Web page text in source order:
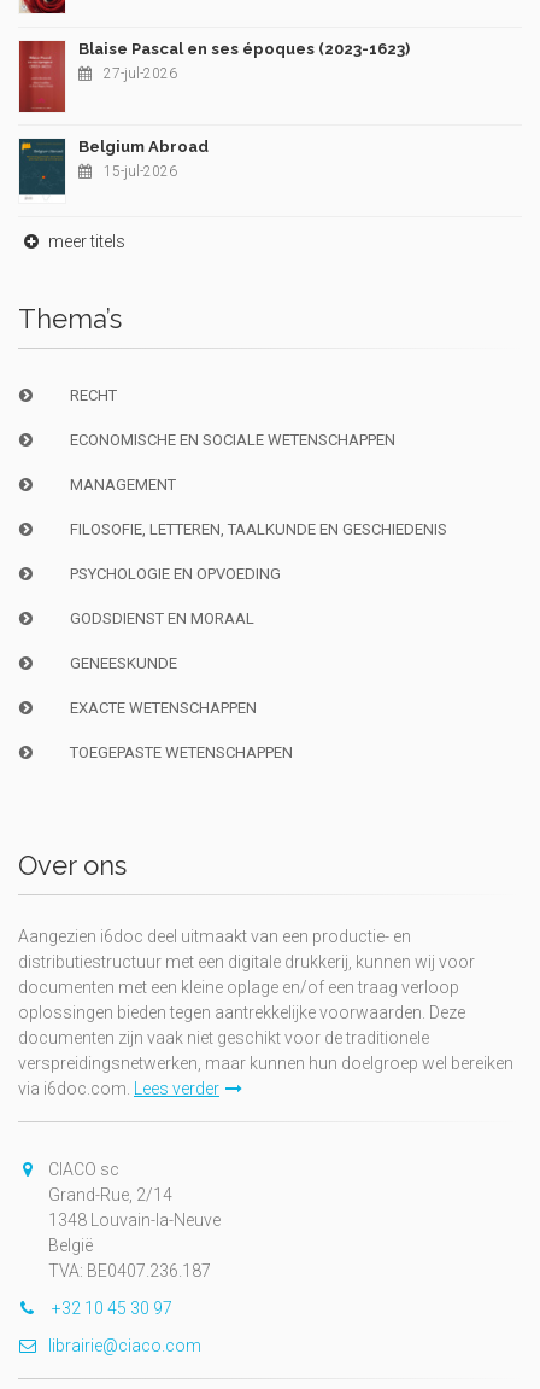
Blaise Pascal en ses époques (2023-1623)
27-jul-2026
Belgium Abroad
15-jul-2026
meer titels
Thema’s
RECHT
ECONOMISCHE EN SOCIALE WETENSCHAPPEN
MANAGEMENT
FILOSOFIE, LETTEREN, TAALKUNDE EN GESCHIEDENIS
PSYCHOLOGIE EN OPVOEDING
GODSDIENST EN MORAAL
GENEESKUNDE
EXACTE WETENSCHAPPEN
TOEGEPASTE WETENSCHAPPEN
Over ons
Aangezien i6doc deel uitmaakt van een productie- en
distributiestructuur met een digitale drukkerij, kunnen wij voor
documenten met een kleine oplage en/of een traag verloop
oplossingen bieden tegen aantrekkelijke voorwaarden. Deze
documenten zijn vaak niet geschikt voor de traditionele
verspreidingsnetwerken, maar kunnen hun doelgroep wel bereiken
via i6doc.com. Lees verder
CIACO sc
Grand-Rue, 2/14
1348 Louvain-la-Neuve
België
TVA: BE0407.236.187
+32 10 45 30 97
librairie@ciaco.com